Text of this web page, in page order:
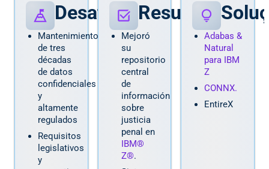
Desafios
Mantenimiento
de tres
décadas
de datos
confidenciales
y
altamente
regulados
Requisitos
legislativos
y
Resultados
Mejoró
su
repositorio
central
de
información
sobre
justicia
penal en
IBM®
Z®.
Adabas &
Natural
para IBM
Z
CONNX.
EntireX